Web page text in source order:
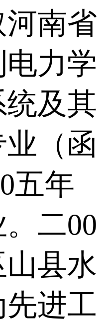
河南省
力学
统及其
（函
五年
二00
县水
进工